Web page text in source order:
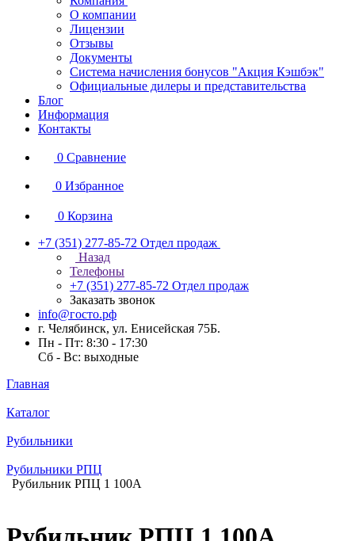
О компании
Лицензии
Отзывы
Документы
Система начисления бонусов "Акция Кэшбэк"
Официальные дилеры и представительства
Блог
Информация
Контакты
0 Сравнение
0 Избранное
0 Корзина
+7 (351) 277-85-72 Отдел продаж
Назад
Телефоны
+7 (351) 277-85-72 Отдел продаж
Заказать звонок
info@госто.рф
г. Челябинск, ул. Енисейская 75Б.
Пн - Пт: 8:30 - 17:30
Сб - Вс: выходные
Главная
Каталог
Рубильники
Рубильники РПЦ
Рубильник РПЦ 1 100А